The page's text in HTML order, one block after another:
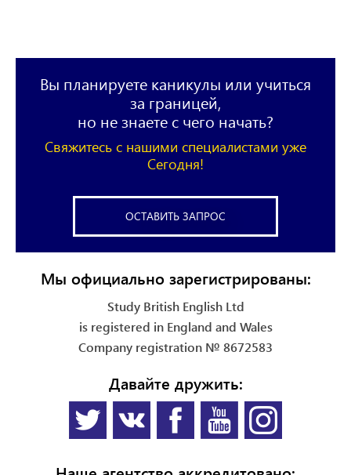
Вы планируете каникулы или учиться
за границей,
но не знаете с чего начать?
Свяжитесь с нашими специалистами уже
Сегодня!
ОСТАВИТЬ ЗАПРОС
Мы официально зарегистрированы:
Study British English Ltd
is registered in England and Wales
Company registration № 8672583
Давайте дружить: